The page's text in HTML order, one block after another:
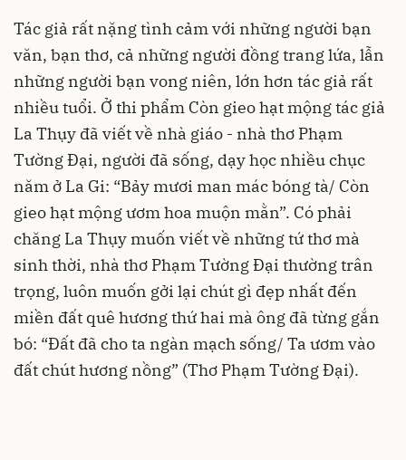
Tác giả rất nặng tình cảm với những người bạn
văn, bạn thơ, cả những người đồng trang lứa, lẫn
những người bạn vong niên, lớn hơn tác giả rất
nhiều tuổi. Ở thi phẩm Còn gieo hạt mộng tác giả
La Thụy đã viết về nhà giáo - nhà thơ Phạm
Tường Đại, người đã sống, dạy học nhiều chục
năm ở La Gi: “Bảy mươi man mác bóng tà/ Còn
gieo hạt mộng ươm hoa muộn mằn”. Có phải
chăng La Thụy muốn viết về những tứ thơ mà
sinh thời, nhà thơ Phạm Tường Đại thường trân
trọng, luôn muốn gởi lại chút gì đẹp nhất đến
miền đất quê hương thứ hai mà ông đã từng gắn
bó: “Đất đã cho ta ngàn mạch sống/ Ta ươm vào
đất chút hương nồng” (Thơ Phạm Tường Đại).